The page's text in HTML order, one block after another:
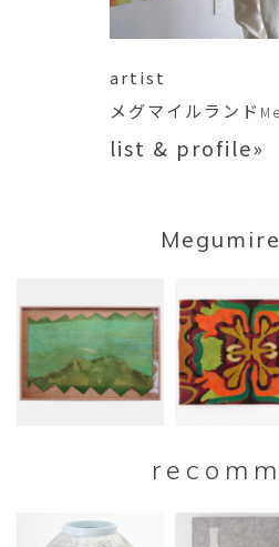
artist
メグマイルランド
list & profile»